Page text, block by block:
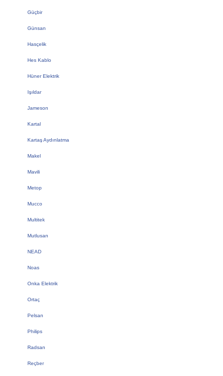
Güçbir
Günsan
Hasçelik
Hes Kablo
Hüner Elektrik
Işıldar
Jameson
Kartal
Kartaş Aydınlatma
Makel
Mavili
Metop
Mucco
Multitek
Mutlusan
NEAD
Noas
Onka Elektrik
Ortaç
Pelsan
Philips
Radsan
Reçber